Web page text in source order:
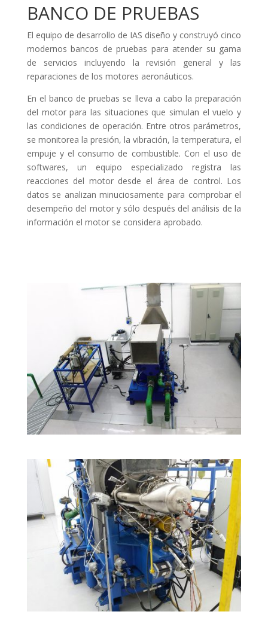
BANCO DE PRUEBAS
El equipo de desarrollo de IAS diseño y construyó cinco
modernos bancos de pruebas para atender su gama
de servicios incluyendo la revisión general y las
reparaciones de los motores aeronáuticos.
En el banco de pruebas se lleva a cabo la preparación
del motor para las situaciones que simulan el vuelo y
las condiciones de operación. Entre otros parámetros,
se monitorea la presión, la vibración, la temperatura, el
empuje y el consumo de combustible. Con el uso de
softwares, un equipo especializado registra las
reacciones del motor desde el área de control. Los
datos se analizan minuciosamente para comprobar el
desempeño del motor y sólo después del análisis de la
información el motor se considera aprobado.